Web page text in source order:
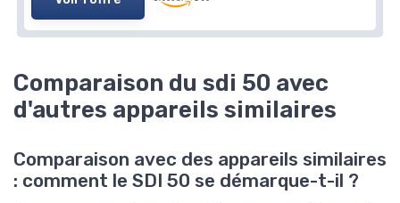
Comparaison du sdi 50 avec
d'autres appareils similaires
Comparaison avec des appareils similaires
: comment le SDI 50 se démarque-t-il ?